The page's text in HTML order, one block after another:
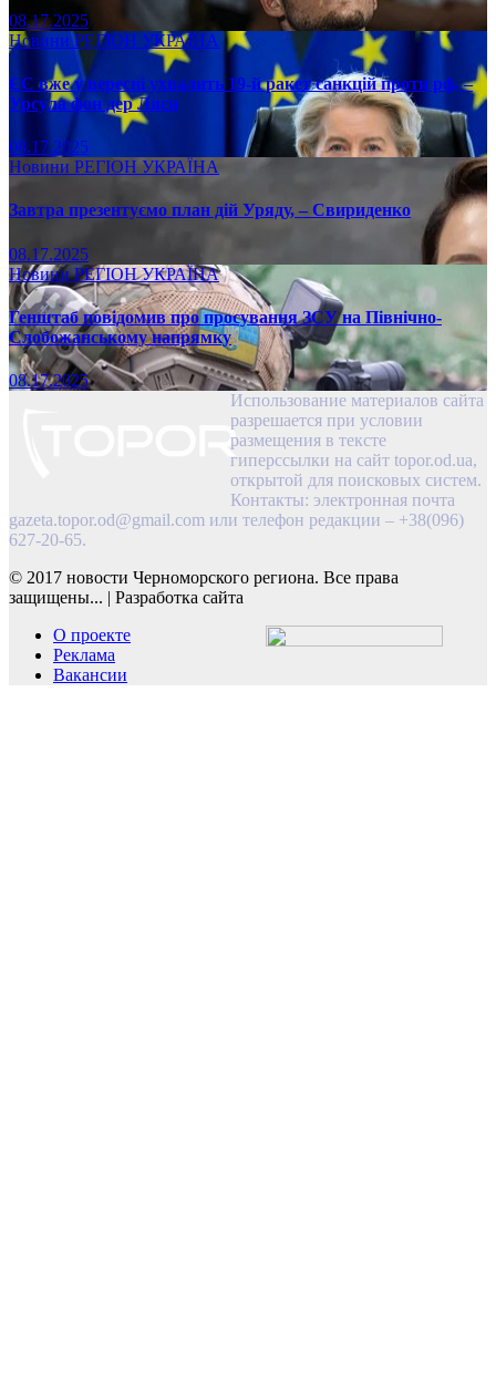
08.17.2025
НовиниРЕГІОН УКРАЇНА
ЄС вже у вересні ухвалить 19-й ракет санкцій проти рф, –
Урсула фон дер Ляєн
08.17.2025
Новини РЕГІОН УКРАЇНА
Завтра презентуємо план дій Уряду, – Свириденко
08.17.2025
НовиниРЕГІОНУКРАЇНА
Генштаб повідомив про просування ЗСУ на Північно-
Слобожанському напрямку
08.17.2025
Использование материалов сайта
разрешается при условии
размещения в тексте
гиперссылки на сайт topor.od.ua,
открытой для поисковых систем.
Контакты: электронная почта
gazeta.topor.od@gmail.com или телефон редакции – +38(096)
627-20-65.
© 2017 новости Черноморского региона. Все права
защищены... | Разработка сайта
О проекте
Реклама
Вакансии